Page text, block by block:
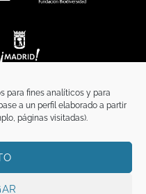
para fines analíticos y para
a un perfil elaborado a partir
páginas visitadas).